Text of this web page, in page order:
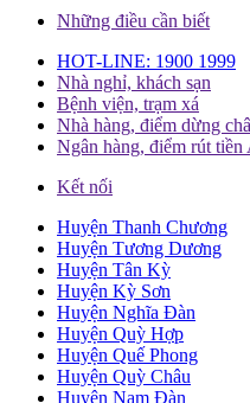
Những điều cần biết
HOT-LINE: 1900 1999
Nhà nghỉ, khách sạn
Bệnh viện, trạm xá
Nhà hàng, điểm dừng
Ngân hàng, điểm rút tiền
Kết nối
Huyện Thanh Chương
Huyện Tương Dương
Huyện Tân Kỳ
Huyện Kỳ Sơn
Huyện Nghĩa Đàn
Huyện Quỳ Hợp
Huyện Quế Phong
Huyện Quỳ Châu
Huyện Nam Đàn